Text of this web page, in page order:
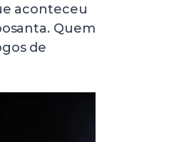
aconteceu
Quem
de